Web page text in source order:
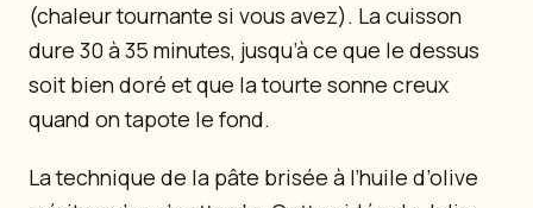
(chaleur tournante si vous avez). La cuisson
dure 30 à 35 minutes, jusqu’à ce que le dessus
soit bien doré et que la tourte sonne creux
quand on tapote le fond.
La technique de la pâte brisée à l’huile d’olive